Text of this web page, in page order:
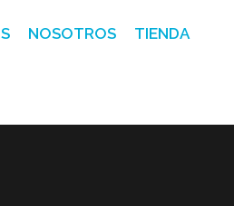
NOSOTROS TIENDA